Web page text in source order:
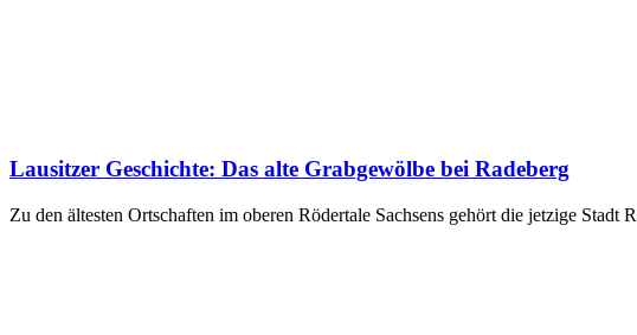
Lausitzer Geschichte: Das alte Grabgewölbe bei Radeberg
Zu den ältesten Ortschaften im oberen Rödertale Sachsens gehört die jetzige